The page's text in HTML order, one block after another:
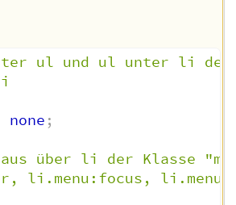
ul und ul unter li der
none ;
über li der Klasse
li.menu:focus,